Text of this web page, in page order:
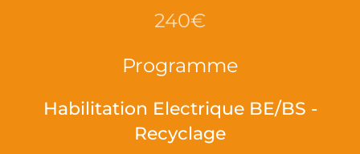
240€
Programme
Habilitation Electrique BE/BS -
Recyclage